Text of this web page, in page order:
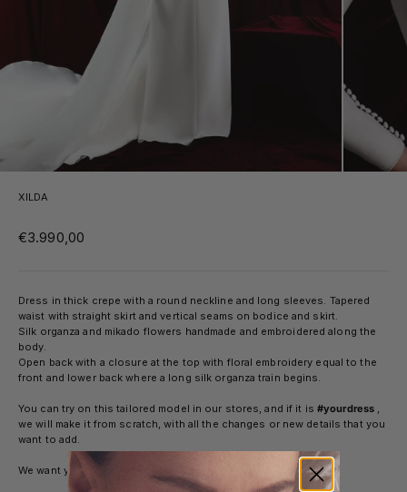
XILDA
Sale price
€3.990,00
Dress in thick crepe with a round neckline and long sleeves. Tapered
waist with straight skirt and vertical seams on bodice and skirt.
Silk organza and mikado flowers handmade and embroidered along the
body.
Open back with a closure at the top with floral embroidery equal to the
front and lower back where a long silk organza train begins.
You can try on this tailored model in our stores, and if it is #yourdress ,
we will make it from scratch, with all the changes or new details that you
want to add.
We want you to feel 100% you.